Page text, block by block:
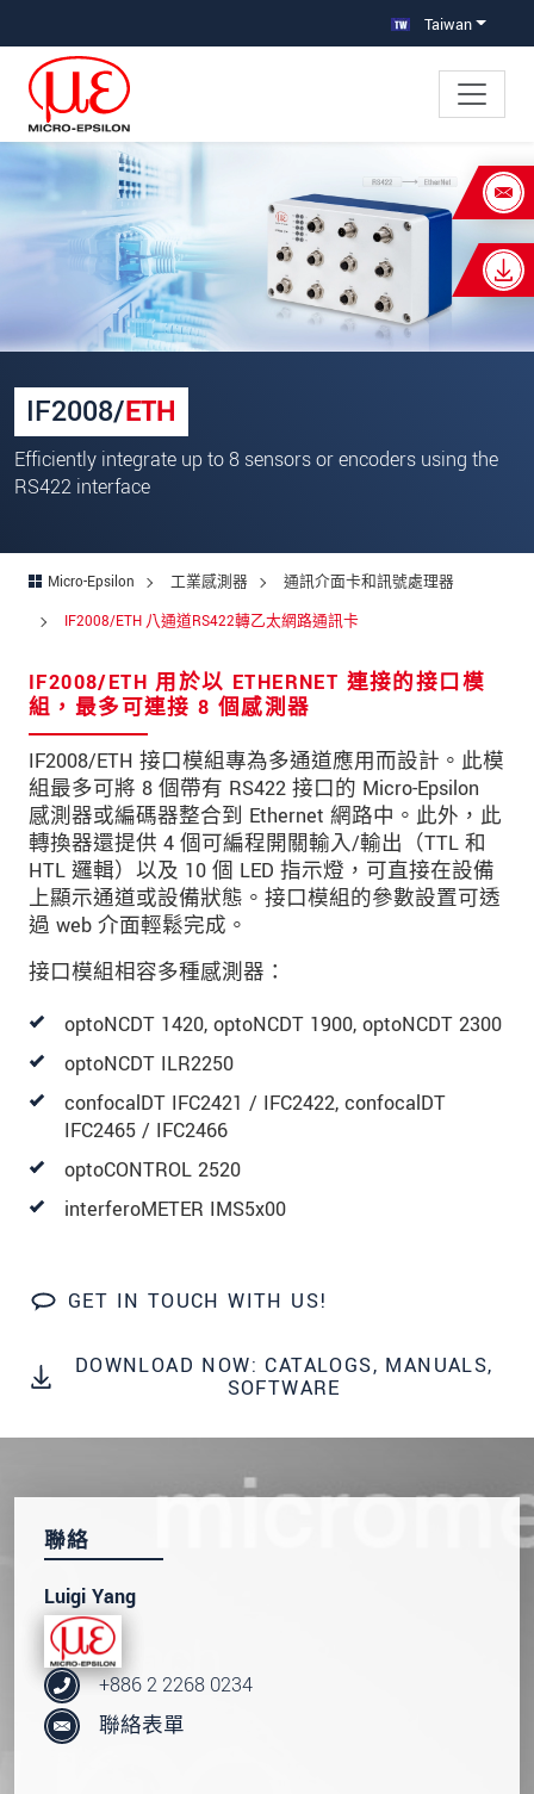
Taiwan
IF2008/ETH
Efficiently integrate up to 8 sensors or encoders using the
RS422 interface
Micro-Epsilon 工業感測器
通訊介面卡和訊號處理器
IF2008/ETH 八通道RS422轉乙太網路通訊卡
IF2008/ETH 用於以 ETHERNET 連接的接口模
組，最多可連接 8 個感測器
IF2008/ETH 接口模組專為多通道應用而設計。此模
組最多可將 8 個帶有 RS422 接口的 Micro-Epsilon
感測器或編碼器整合到 Ethernet 網路中。此外，此
轉換器還提供 4 個可編程開關輸入/輸出（TTL 和
HTL 邏輯）以及 10 個 LED 指示燈，可直接在設備
上顯示通道或設備狀態。接口模組的參數設置可透
過 web 介面輕鬆完成。
接口模組相容多種感測器：
optoNCDT 1420, optoNCDT 1900, optoNCDT 2300
optoNCDT ILR2250
confocalDT IFC2421 / IFC2422, confocalDT
IFC2465 / IFC2466
optoCONTROL 2520
interferoMETER IMS5x00
GET IN TOUCH WITH US!
DOWNLOAD NOW: CATALOGS, MANUALS,
SOFTWARE
聯絡
Luigi Yang
+886 2 2268 0234
聯絡表單
×
Your request for: IF2008/ETH 八通道
RS422轉乙太網路通訊卡
姓名 *
連絡電話
E-Mail信箱
我們謹慎的保護客戶個資，詳見
確認寄出